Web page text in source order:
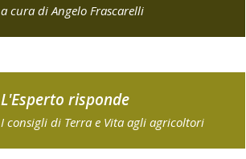
a cura di Angelo Frascarelli
L'Esperto risponde
I consigli di Terra e Vita agli agricoltori